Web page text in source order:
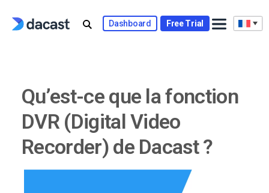
Dashboard Free Trial
Qu’est-ce que la fonction
DVR (Digital Video
Recorder) de Dacast ?